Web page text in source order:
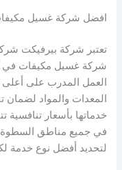
افضل شركة غسيل
تعتبر شركة بيرفيكت
شركة غسيل مكيفات في
العمل المدرب على أعلى
المعدات والمواد لضمان
خدماتها بأسعار تنافسية
في جميع مناطق السطوة.
لتحديد أفضل نوع خدمة